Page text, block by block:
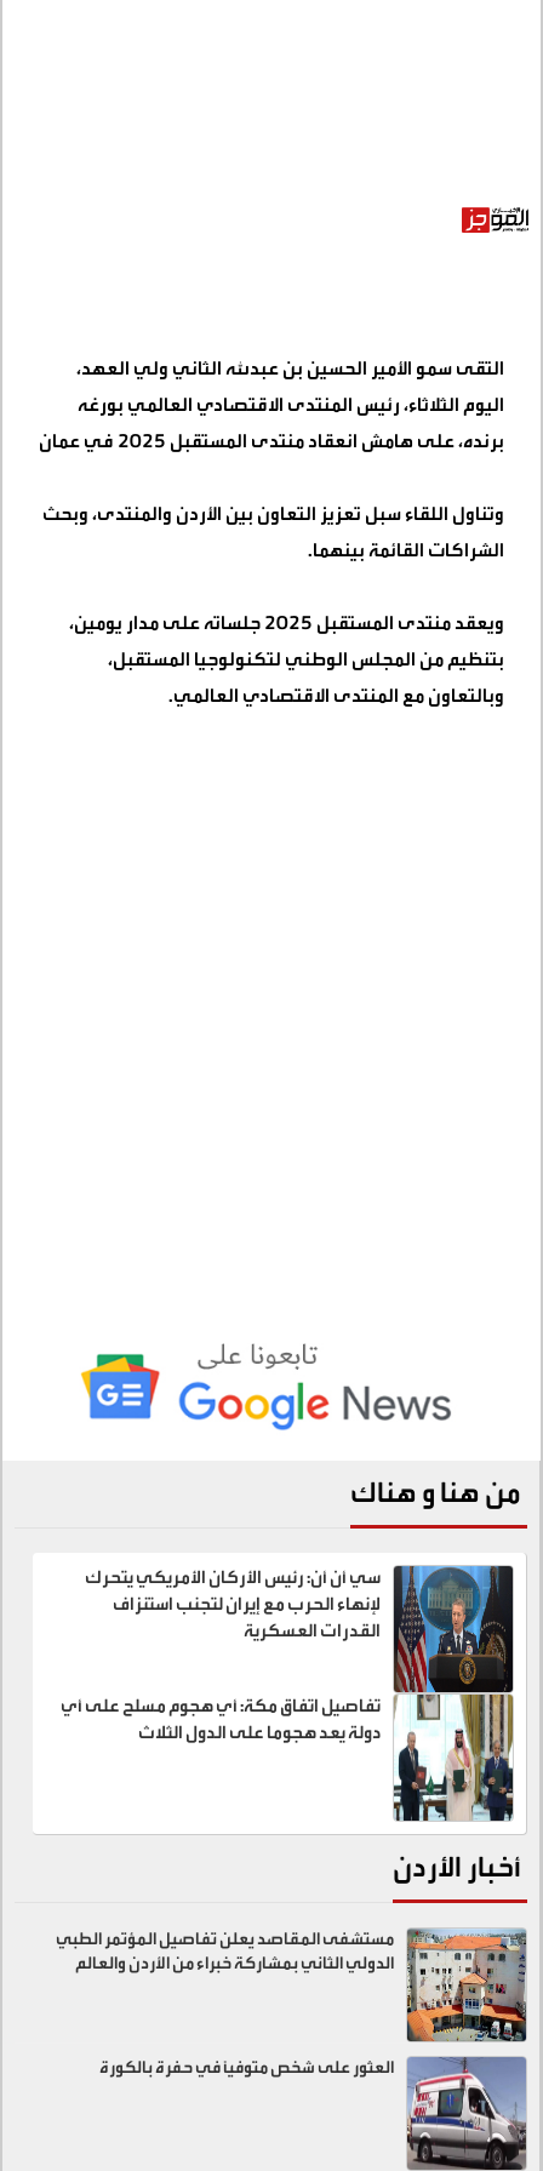
التقى سمو الأمير الحسين بن عبدﷲ الثاني ولي العهد،
اليوم الثلاثاء، رئيس المنتدى الاقتصادي العالمي بورغه
برنده، على هامش انعقاد منتدى المستقبل 2025 في عمان
وتناول اللقاء سبل تعزيز التعاون بين الأردن والمنتدى، وبحث
الشراكات القائمة بينهما.
ويعقد منتدى المستقبل 2025 جلساته على مدار يومين،
بتنظيم من المجلس الوطني لتكنولوجيا المستقبل،
وبالتعاون مع المنتدى الاقتصادي العالمي.
من هنا و هناك
سي أن أن: رئيس الأركان الأمريكي يتحرك
لإنهاء الحرب مع إيران لتجنب استنزاف
القدرات العسكرية
تفاصيل اتفاق مكة: أي هجوم مسلح على أي
دولة يعد هجوما على الدول الثلاث
أخبار الأردن
مستشفى المقاصد يعلن تفاصيل المؤتمر الطبي
الدولي الثاني بمشاركة خبراء من الأردن والعالم
العثور على شخص متوفيًا في حفرة بالكورة